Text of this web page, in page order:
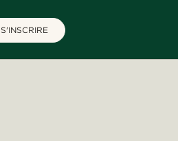
S'INSCRIRE